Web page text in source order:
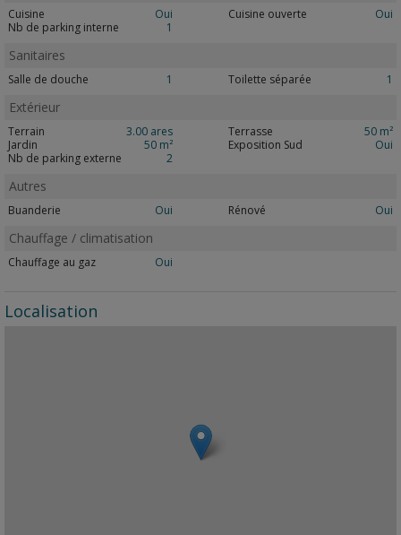
Cuisine Oui Cuisine ouverte
Oui
Nb de parking interne
1
Sanitaires
Salle de douche 1 Toilette séparée 1
Extérieur
Terrain 3.00 ares Terrasse
50 m²
Jardin
50 m² Exposition Sud
Oui
Nb de parking externe
2
Autres
Buanderie Oui Rénové Oui
Chauffage / climatisation
Chauffage au gaz Oui
Localisation